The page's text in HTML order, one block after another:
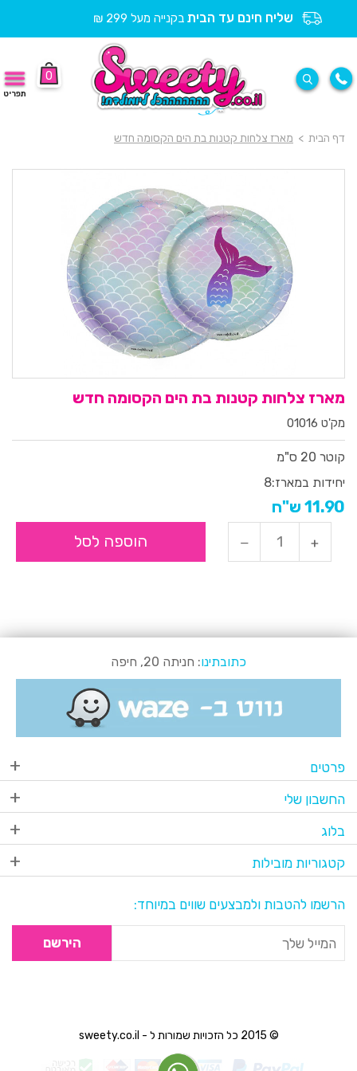
שליח חינם עד הבית בקנייה מעל 299 ₪
0
תפריט
דף הבית > מארז צלחות קטנות בת הים הקסומה חדש
מארז צלחות קטנות בת הים הקסומה חדש
מק'ט 01016
קוטר 20 ס"מ
יחידות במארז:8
11.90 ש"ח
הוספה לסל
כתובתינו: חניתה 20, חיפה
פרטים
החשבון שלי
בלוג
קטגוריות מובילות
הרשמו להטבות ולמבצעים שווים במיוחד:
הירשם
© 2015 כל הזכויות שמורות ל - sweety.co.il